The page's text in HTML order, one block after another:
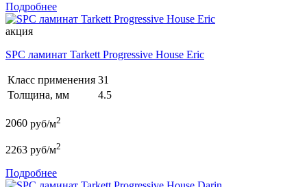
Подробнее
акция
SPC ламинат Tarkett Progressive House Eric
Класс применения 31
Толщина, мм
4.5
2060 руб/м2
2263 руб/м2
Подробнее